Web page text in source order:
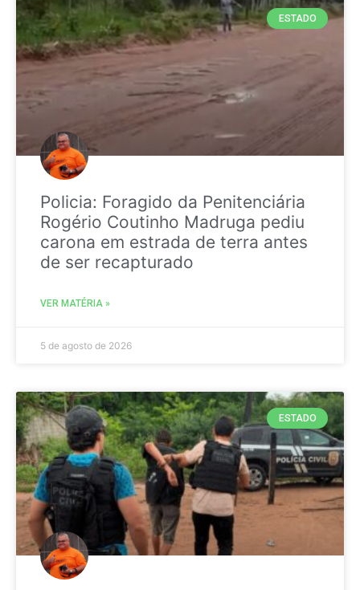
ESTADO
Policia: Foragido da Penitenciária
Rogério Coutinho Madruga pediu
carona em estrada de terra antes
de ser recapturado
VER MATÉRIA »
5 de agosto de 2026
ESTADO